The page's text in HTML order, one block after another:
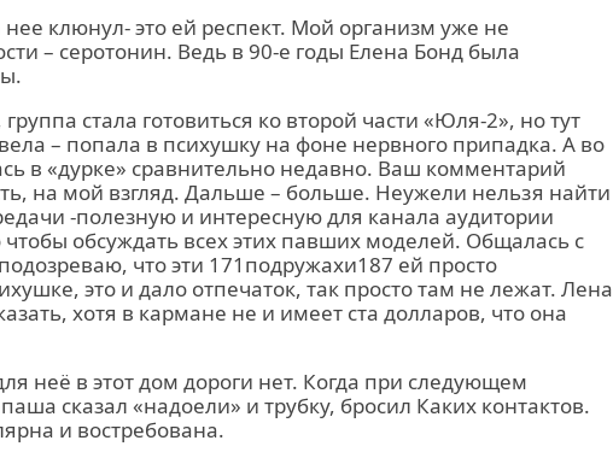
клюнул- это ей респект. Мой организм уже не
– серотонин. Ведь в 90-е годы Елена Бонд была
стала готовиться ко второй части «Юля-2», но тут
– попала в психушку на фоне нервного припадка. А во
в «дурке» сравнительно недавно. Ваш комментарий
на мой взгляд. Дальше – больше. Неужели нельзя найти
-полезную и интересную для канала аудитории
чтобы обсуждать всех этих павших моделей. Общалась с
что эти 171подружахи187 ей просто
это и дало отпечаток, так просто там не лежат. Лена
хотя в кармане не и имеет ста долларов, что она
неё в этот дом дороги нет. Когда при следующем
сказал «надоели» и трубку, бросил Каких контактов.
и востребована.